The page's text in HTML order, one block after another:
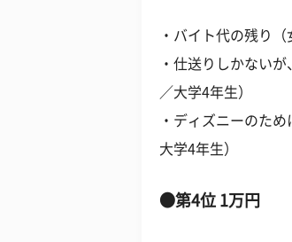
・バイト代の残り（
・仕送りしかない
／大学4年生）
・ディズニーのた
大学4年生）
●第4位 1万円